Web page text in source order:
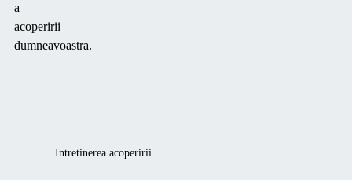
a
acoperirii
dumneavoastra.
Intretinerea acoperirii